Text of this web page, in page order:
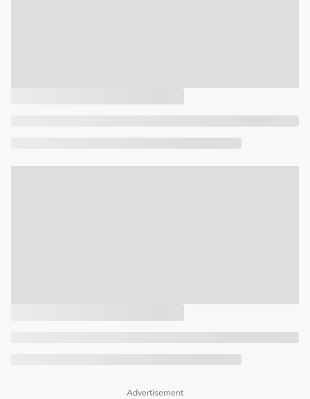
Advertisement